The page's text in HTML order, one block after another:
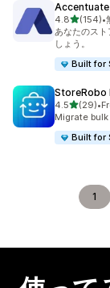
4.85つ星中
(154)
合計レビュー
•
あなたのス
しょう。
Built for
StoreRobo
4.55つ星中
(29)
合計レビュ•
Migrate
Built for
1